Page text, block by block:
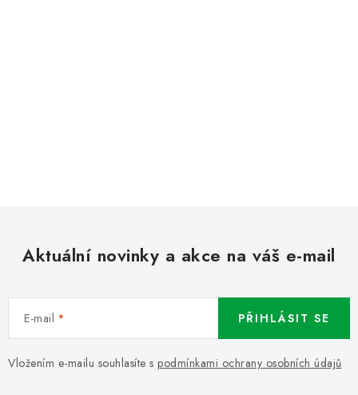
Aktuální novinky a akce na váš e-mail
E-mail
Vložením e-mailu souhlasíte s podmínkami ochrany osobních údajů
PŘIHLÁSIT SE